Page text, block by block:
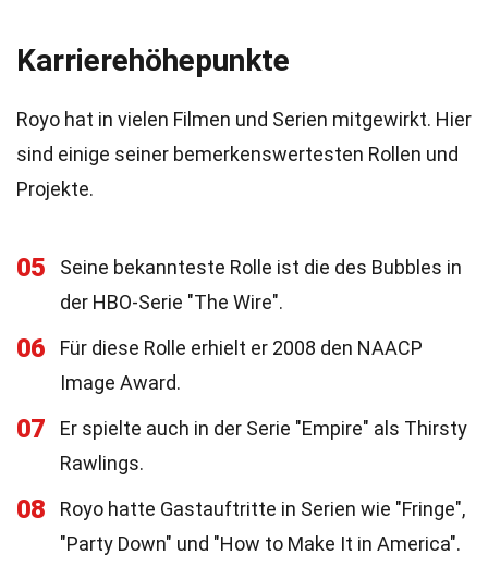
Karrierehöhepunkte
Royo hat in vielen Filmen und Serien mitgewirkt. Hier
sind einige seiner bemerkenswertesten Rollen und
Projekte.
05
Seine bekannteste Rolle ist die des Bubbles in
der HBO-Serie "The Wire".
06
Für diese Rolle erhielt er 2008 den NAACP
Image Award.
07
Er spielte auch in der Serie "Empire" als Thirsty
Rawlings.
08
Royo hatte Gastauftritte in Serien wie "Fringe",
"Party Down" und "How to Make It in America".